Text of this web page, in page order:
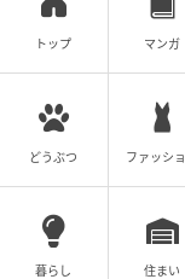
って現れ始める
造性」「楽しむ
遠慮していたこ
挑戦するチャン
発揮することが
となるでしょう
羊座に滞在し、
トップ マンガ
どうぶつ ファッシ
暮らし 住まい